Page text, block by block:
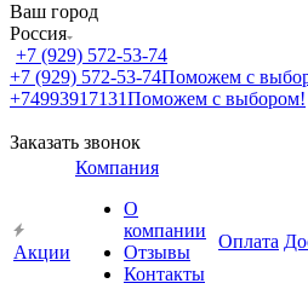
Ваш город
Россия
+7 (929) 572-53-74
+7 (929) 572-53-74Поможем с
+74993917131Поможем с выбором!
Заказать звонок
Акции
Компания
О
компании
Отзывы
Контакты
Оплата